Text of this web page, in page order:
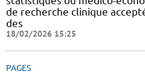
de recherche clinique
des
18/02/2026 15:25
PAGES